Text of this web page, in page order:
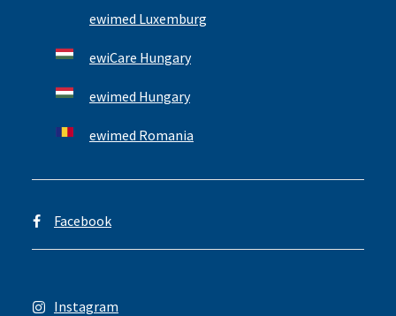
ewimed Luxemburg
ewiCare Hungary
ewimed Hungary
ewimed Romania
Facebook
Instagram